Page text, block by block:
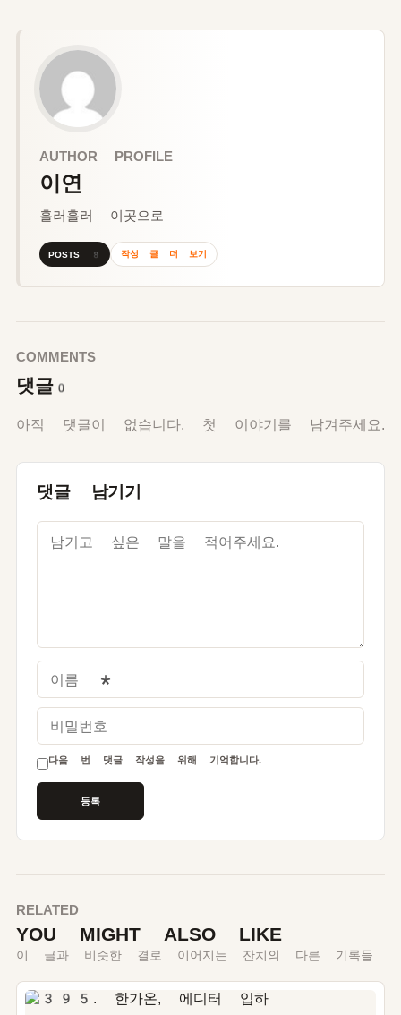
AUTHOR PROFILE
이연
흘러흘러 이곳으로
POSTS 8 작성 글 더 보기
COMMENTS
댓글 0
아직 댓글이 없습니다. 첫 이야기를 남겨주세요.
댓글 남기기
이름
비밀번호
다음 번 댓글 작성을 위해 기억합니다.
RELATED
YOU MIGHT ALSO LIKE
이 글과 비슷한 결로 이어지는 잔치의 다른 기록들